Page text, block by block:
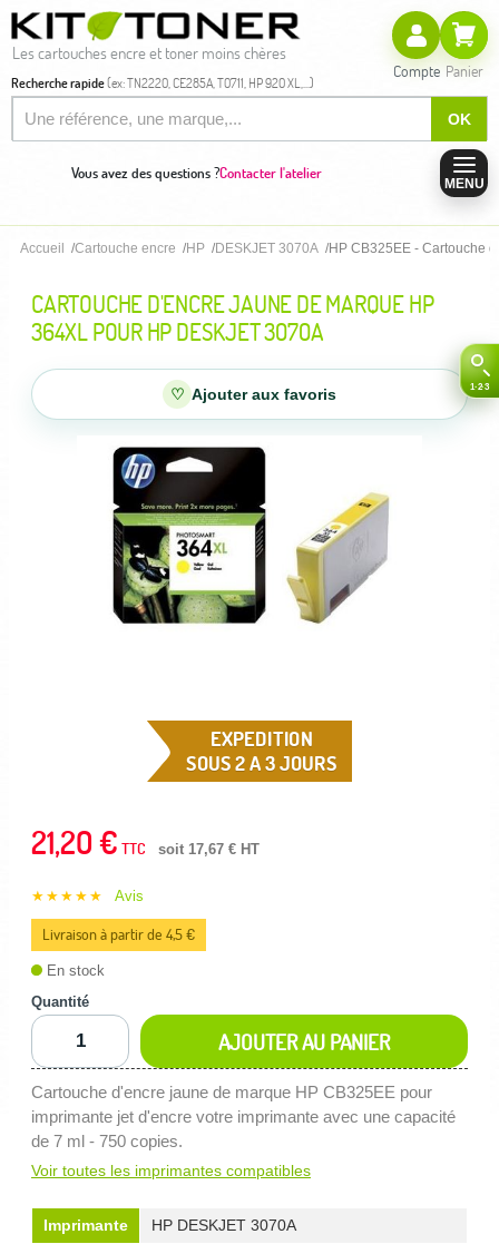
Les cartouches encre et toner moins chères
Recherche rapide(ex: TN2220, CE285A, T0711, HP 920 XL,...)
OK
Compte Panier
Vous avez des questions ?Contacter l'atelier
MENU
Accueil Cartouche encre HP DESKJET 3070A HP CB325EE - Cartouche
CARTOUCHE D'ENCRE JAUNE DE MARQUE HP
364XL POUR HP DESKJET 3070A
♡ Ajouter aux favoris
EXPEDITION
SOUS 2 A 3 JOURS
21,20 € TTC soit 17,67 € HT
★★★★★ Avis
Livraison à partir de 4,5 €
En stock
Quantité
AJOUTER AU PANIER
Cartouche d'encre jaune de marque HP CB325EE pour
imprimante jet d'encre votre imprimante avec une capacité
de 7 ml - 750 copies.
Voir toutes les imprimantes compatibles
Imprimante
HP DESKJET 3070A